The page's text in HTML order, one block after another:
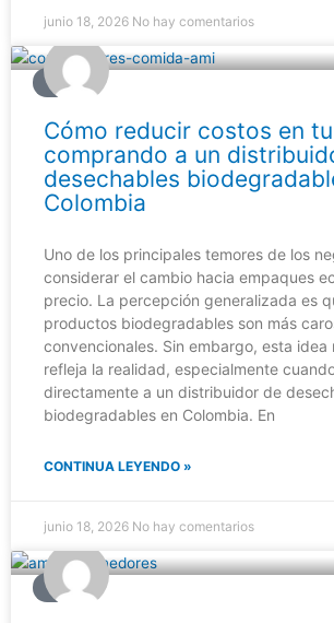
junio 18, 2026 No hay comentarios
BLOG
Cómo reducir costos en
comprando a un
desechables
Colombia
Uno de los principales temores de los
considerar el cambio hacia empaques
precio. La percepción generalizada es
productos biodegradables son más
convencionales. Sin embargo, esta idea
refleja la realidad, especialmente
directamente a un distribuidor de
biodegradables en Colombia. En
CONTINUA LEYENDO »
junio 18, 2026 No hay comentarios
BLOG